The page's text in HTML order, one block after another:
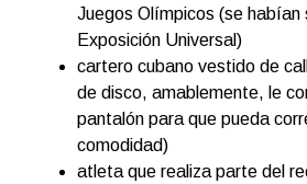
Juegos Olímpicos (se habían
Exposición Universal)
cartero cubano vestido de
de disco, amablemente, le
pantalón para que pueda
comodidad)
atleta que realiza parte del